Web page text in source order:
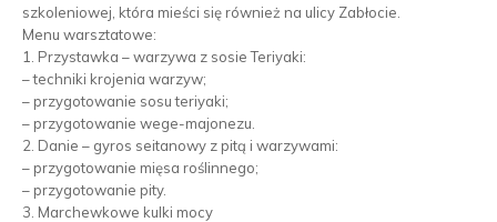
szkoleniowej, która mieści się również na ulicy Zabłocie.
Menu warsztatowe:
1. Przystawka – warzywa z sosie Teriyaki:
– techniki krojenia warzyw;
– przygotowanie sosu teriyaki;
– przygotowanie wege-majonezu.
2. Danie – gyros seitanowy z pitą i warzywami:
– przygotowanie mięsa roślinnego;
– przygotowanie pity.
3. Marchewkowe kulki mocy